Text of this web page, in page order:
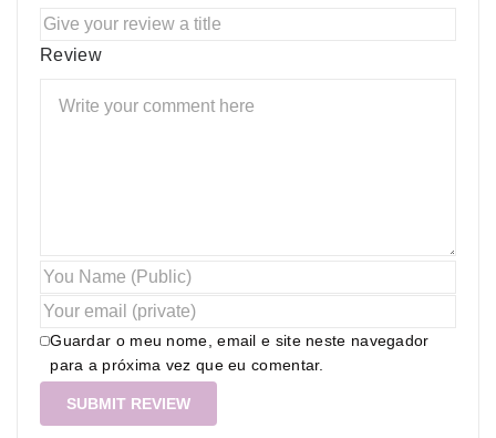
Review
Guardar o meu nome, email e site neste navegador
para a próxima vez que eu comentar.